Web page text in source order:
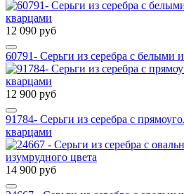
12 090 руб
60791- Серьги из серебра с белыми
12 900 руб
91784- Серьги из серебра с
кварцами
14 900 руб